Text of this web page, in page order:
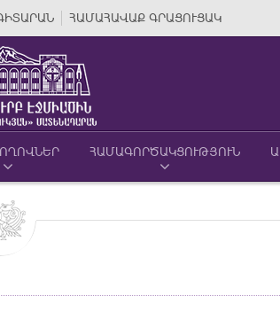
ՀԱՄԱՀԱՎԱՔ ԳՐԱՑՈՒՑԱԿ
ՀԱՄԱԳՈՐԾԱԿՑՈՒԹՅՈՒՆ